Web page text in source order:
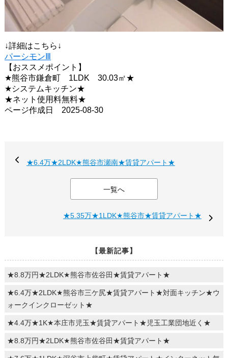
↓詳細はこちら↓
パーシモンⅢ
【おススメポイント】
★熊谷市鎌倉町 1LDK 30.03㎡★
★システムキッチン★
★ネット使用料無料★
ページ作成日 2025-08-30
★6.4万★2LDK★熊谷市瀬南★賃貸アパート★
一覧へ
★5.35万★1LDK★熊谷市★賃貸アパート★
【最新記事】
★8.8万円★2LDK★熊谷市佐谷田★賃貸アパート★
★6.4万★2LDK★熊谷市三ケ尻★賃貸アパート★対面キッチン★ウ
ォークインクローゼット★
★4.4万★1K★本庄市児玉★賃貸アパート★児玉工業団地近く★
★8.8万円★2LDK★熊谷市佐谷田★賃貸アパート★